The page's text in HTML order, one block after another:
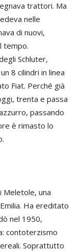
trattori. Ma
nelle
di nuovi,
tempo.
Schluter,
8 cilindri in linea
Fiat. Perché già
trenta e passa
passando
è rimasto lo
Meletole, una
Ha ereditato
nel 1950,
contoterzismo
Soprattutto